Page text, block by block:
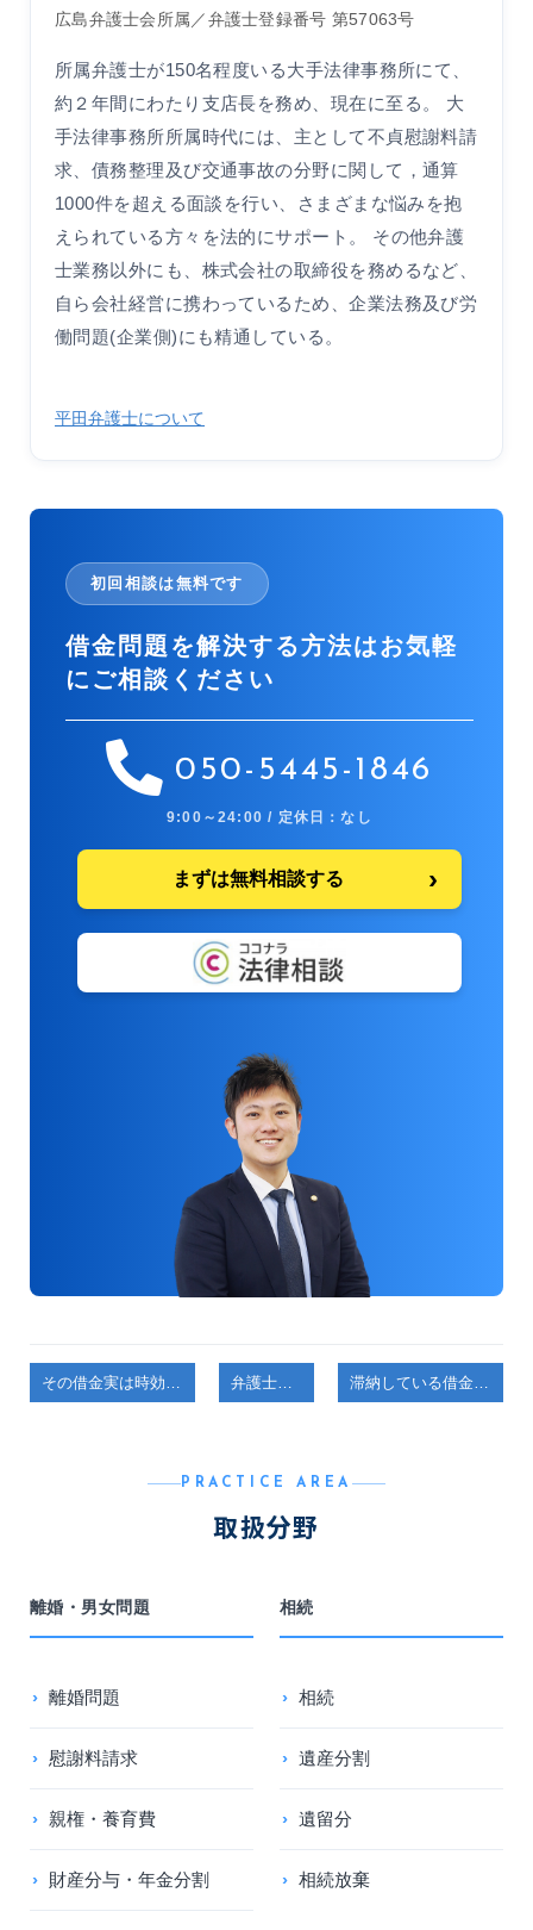
広島弁護士会所属／弁護士登録番号 第57063号
所属弁護士が150名程度いる大手法律事務所にて、
約２年間にわたり支店長を務め、現在に至る。 大
手法律事務所所属時代には、主として不貞慰謝料請
求、債務整理及び交通事故の分野に関して，通算
1000件を超える面談を行い、さまざまな悩みを抱
えられている方々を法的にサポート。 その他弁護
士業務以外にも、株式会社の取締役を務めるなど、
自ら会社経営に携わっているため、企業法務及び労
働問題(企業側)にも精通している。
平田弁護士について
初回相談は無料です
借金問題を解決する方法はお気軽
にご相談ください
050-5445-1846
9:00～24:00 / 定休日：なし
まずは無料相談する
PRACTICE AREA
取扱分野
離婚・男女問題
離婚問題
慰謝料請求
親権・養育費
財産分与・年金分割
相続
相続
遺産分割
遺留分
相続放棄